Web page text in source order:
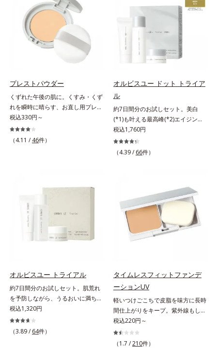
にうるおいを与え、キュッと引き締
め＆ハリ感をUPさせます。また皮
脂を感知するとギュッと固まる膜を
採用。ファンデーションのくずれや
毛穴落ちを防ぎ、キレイが長持ちし
ます。軽やかにのびるリキッドが肌
ぱらないここちよい密着感で、さま
ざまなタイプのファンデと併用でき
ます。毛穴が気になる箇所への部分
使いもOK。*1 ファンデーションが
くずれて毛穴に落ちること*2 酸化
チタン配合＝カバー力向上成分*3
が強い環境でも汗やくずれから肌を
守り、美容成分(*5)の浸透を促進
(*6)します。有効成分「ナイアシン
アミド」配合。真皮のコラーゲン産
生を促進し今あるシワを改善。メラ
ニンの受け渡しを抑制することで、
プローチ。保湿成分が日中の肌にも
うるおいを与え、明るくなめらかな
肌へ導きます。さらに落ちにくくす
るとキシキシし、塗りごこちを優先
すると膜がくずれやすくなる日焼け
止めのジレンマを解消すべく試作を
重ね、落ちにくくのびのよいみずみ
PA++++という高い紫外線カット力
ながら、白浮きしにくい処方に。シ
ワ改善・美白を叶えながら、紫外線
を味方にしてあなたの肌を守る最高
峰顔用日焼け止めです。*1 メラニ
ンの生成を抑え、シミ・ソバカスを
ビス内最高の紫外線カットレベル*4
紫外線に瞬時に反応して、膜が厚く
なり始めることおよび表面に新たな
膜ができ始めることで膜が強くくず
れにくくなり、密閉することで保湿
成分を浸透促進すること（角層ま
で）*5 保湿成分*6 角層まで＜使用
量目安＞大きめのパール1粒程度
プレストパウダー
くずれた午後の肌に。くすみ・くず
れを瞬時に晴らす、お直し用プレス
トパウダー。くすみ・くずれを瞬時
に晴らす、お直し用のプレストパウ
ダーです。朝のメイクから時間が経
ションのすき間にフィットし、凹凸
お直しと同時にうるおいを補給。さ
らに余分な皮脂を吸着して、水分と
皮脂のバランスをコントロールし、
メイクがくずれにくい肌へ。“立て
み、ポンポンするだけでキレイが復
活します。リキッド、クッション、
パウダー、どんなファンデーション
の上に重ねてもOK。携帯に便利な
コンパクトタイプです。
税込330円～
（4.11 / 46件）
オルビスユー ドット トライア
ル
約7日間分のお試しセット。美白
(*1)も叶える最高峰(*2)エイジング
ケア(*3)。ハリも透明感(*4)も結果
主義。年齢サイン(*5)の因子に着目
した肌科学エイジングケア(*3)シリ
ることの根本原因に着目。加齢とと
もに現れる年齢サイン(*5)について
研究を進めたところ、弾力感のない
状態である「ハリのなさ」や、くす
み(*6)などが現れている状態である
「透明感のなさ」が現れることで大
ビスユー ドットシリーズは美容成
ター(*8)」を配合。そして、従来か
ら配合している美白有効成分「トラ
ネキサム酸」を配合しました。さら
に、シリーズ共通の美容成分(*7)
「GLルートブースター(*9)」を配合
することで、肌のふっくら感や透明
税込1,760円
（4.39 / 66件）
オルビスユー トライアル
約7日間分のお試しセット。肌荒れ
を予防しながら、うるおいに満ちた
美しい肌へ。7000種を超える成分
から厳選し、「うるおいの質(*1)」
に着目した初期エイジングケア(*2)
税込1,320円
（3.89 / 64件）
タイムレスフィットファンデ
ーションUV
軽いつけごこちで皮脂を味方に長時
間仕上がりをキープ。紫外線もしっ
かりカットするファンデーション。
皮脂を味方に軽やかな仕上がりが続
く、UVカットパウダーファンデー
税込220円～
（1.7 /210件）